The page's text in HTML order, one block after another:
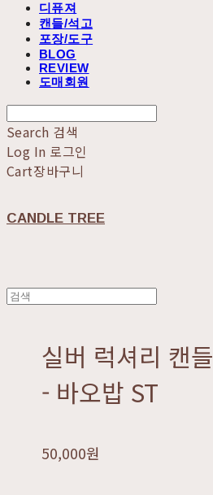
디퓨져
캔들/석고
포장/도구
BLOG
REVIEW
도매회원
Search 검색
Log In 로그인
Cart장바구니
CANDLE TREE
실버 럭셔리 캔들
- 바오밥 ST
50,000원